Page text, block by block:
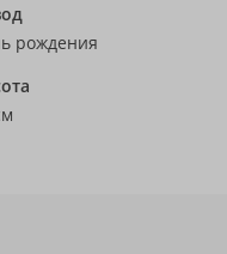
рождения